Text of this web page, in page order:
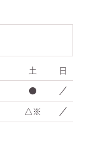
土 日
● ／
△※ ／